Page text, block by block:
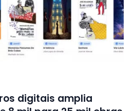
digitais amplia